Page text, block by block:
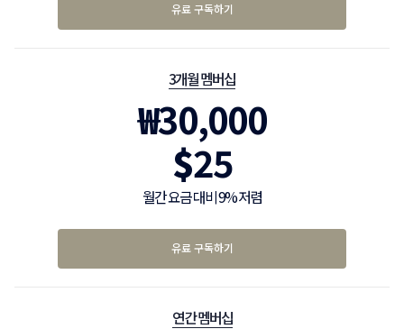
유료 구독하기
3개월 멤버십
₩30,000
$25
월간 요금 대비 9% 저렴
유료 구독하기
연간 멤버십